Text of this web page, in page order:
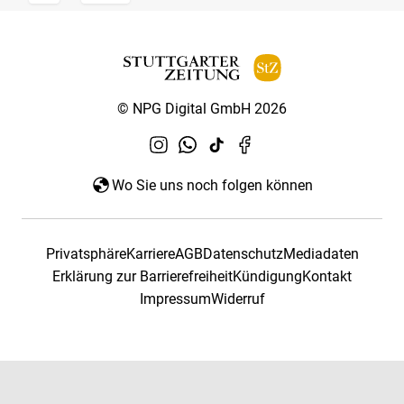
© NPG Digital GmbH 2026
Wo Sie uns noch folgen können
PrivatsphäreKarriereAGBDatenschutzMediadaten
Erklärung zur BarrierefreiheitKündigungKontakt
ImpressumWiderruf